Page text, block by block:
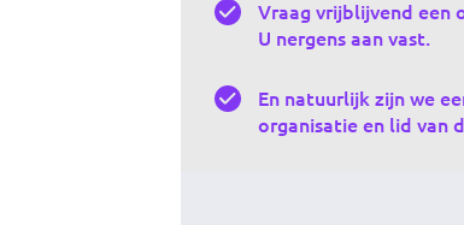
Vraag vrijblijvend een
U nergens aan vast.
En natuurlijk zijn we
organisatie en lid van